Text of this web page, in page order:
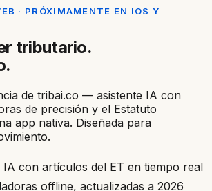
· PRÓXIMAMENTE EN IOS Y
tributario.
de tribai.co — asistente IA con
de precisión y el Estatuto
app nativa. Diseñada para
IA con artículos del ET en tiempo real
offline, actualizadas a 2026